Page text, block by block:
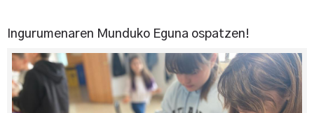
Ingurumenaren Munduko Eguna ospatzen!